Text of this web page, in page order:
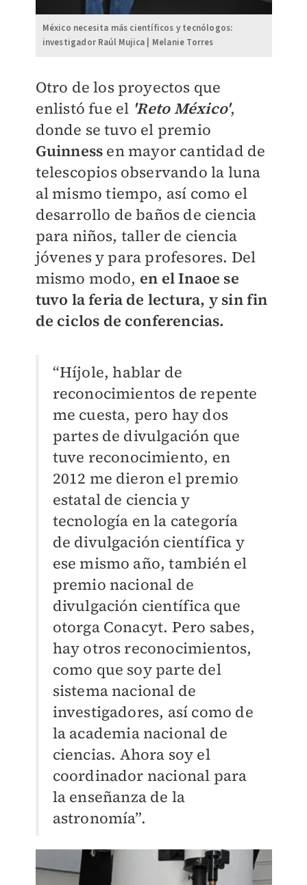
México necesita más científicos y tecnólogos:
investigador Raúl Mujica | Melanie Torres
Otro de los proyectos que
enlistó fue el 'Reto México',
donde se tuvo el premio
Guinness en mayor cantidad de
telescopios observando la luna
al mismo tiempo, así como el
desarrollo de baños de ciencia
para niños, taller de ciencia
jóvenes y para profesores. Del
mismo modo, en el Inaoe se
tuvo la feria de lectura, y sin fin
de ciclos de conferencias.
“Híjole, hablar de
reconocimientos de repente
me cuesta, pero hay dos
partes de divulgación que
tuve reconocimiento, en
2012 me dieron el premio
estatal de ciencia y
tecnología en la categoría
de divulgación científica y
ese mismo año, también el
premio nacional de
divulgación científica que
otorga Conacyt. Pero sabes,
hay otros reconocimientos,
como que soy parte del
sistema nacional de
investigadores, así como de
la academia nacional de
ciencias. Ahora soy el
coordinador nacional para
la enseñanza de la
astronomía”.